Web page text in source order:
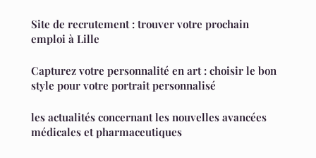
Site de recrutement : trouver votre prochain
emploi à Lille
Capturez votre personnalité en art : choisir le bon
style pour votre portrait personnalisé
les actualités concernant les nouvelles avancées
médicales et pharmaceutiques